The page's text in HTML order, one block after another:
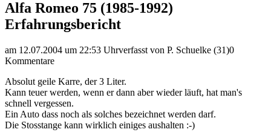
Alfa Romeo 75 (1985-1992)
Erfahrungsbericht
am 12.07.2004 um 22:53 Uhrverfasst von P. Schuelke (31)0
Kommentare
Absolut geile Karre, der 3 Liter.
Kann teuer werden, wenn er dann aber wieder läuft, hat man's
schnell vergessen.
Ein Auto dass noch als solches bezeichnet werden darf.
Die Stosstange kann wirklich einiges aushalten :-)